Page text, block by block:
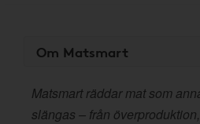
Om Matsmart
Matsmart räddar mat som
slängas – från